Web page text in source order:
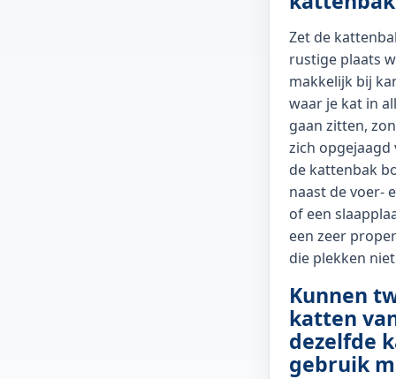
Zet de
rustige plaats
makkelijk bij
waar je kat in
gaan zitten,
zich opgejaagd
de kattenbak
naast de voer-
of een
een zeer
die plekken
Kunnen
katten
dezelfde
gebruik